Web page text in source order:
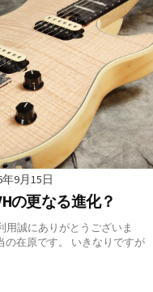
年9月15日
の更なる進化？
用誠にありがとうございま
の在原です。 いきなりですが